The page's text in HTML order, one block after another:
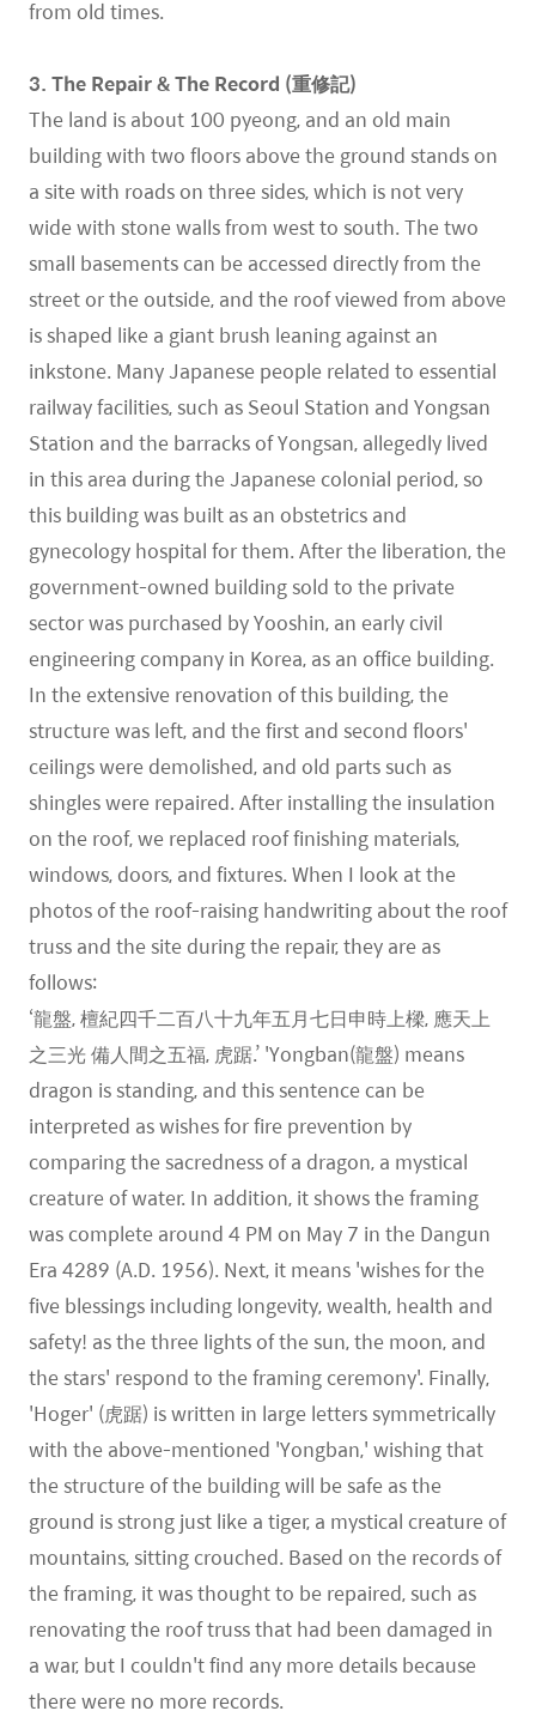
from old times.
3. The Repair & The Record (重修記)
The land is about 100 pyeong, and an old main
building with two floors above the ground stands on
a site with roads on three sides, which is not very
wide with stone walls from west to south. The two
small basements can be accessed directly from the
street or the outside, and the roof viewed from above
is shaped like a giant brush leaning against an
inkstone. Many Japanese people related to essential
railway facilities, such as Seoul Station and Yongsan
Station and the barracks of Yongsan, allegedly lived
in this area during the Japanese colonial period, so
this building was built as an obstetrics and
gynecology hospital for them. After the liberation, the
government-owned building sold to the private
sector was purchased by Yooshin, an early civil
engineering company in Korea, as an office building.
In the extensive renovation of this building, the
structure was left, and the first and second floors'
ceilings were demolished, and old parts such as
shingles were repaired. After installing the insulation
on the roof, we replaced roof finishing materials,
windows, doors, and fixtures. When I look at the
photos of the roof-raising handwriting about the roof
truss and the site during the repair, they are as
follows:
‘龍盤, 檀紀四千二百八十九年五月七日申時上樑, 應天上
之三光 備人間之五福, 虎踞.’ 'Yongban(龍盤) means
dragon is standing, and this sentence can be
interpreted as wishes for fire prevention by
comparing the sacredness of a dragon, a mystical
creature of water. In addition, it shows the framing
was complete around 4 PM on May 7 in the Dangun
Era 4289 (A.D. 1956). Next, it means 'wishes for the
five blessings including longevity, wealth, health and
safety! as the three lights of the sun, the moon, and
the stars' respond to the framing ceremony'. Finally,
'Hoger' (虎踞) is written in large letters symmetrically
with the above-mentioned 'Yongban,' wishing that
the structure of the building will be safe as the
ground is strong just like a tiger, a mystical creature of
mountains, sitting crouched. Based on the records of
the framing, it was thought to be repaired, such as
renovating the roof truss that had been damaged in
a war, but I couldn't find any more details because
there were no more records.